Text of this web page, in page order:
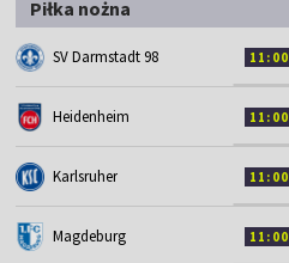
Piłka nożna
SV Darmstadt 98 11:00
Heidenheim 11:00
Karlsruher 11:00
Magdeburg 11:00